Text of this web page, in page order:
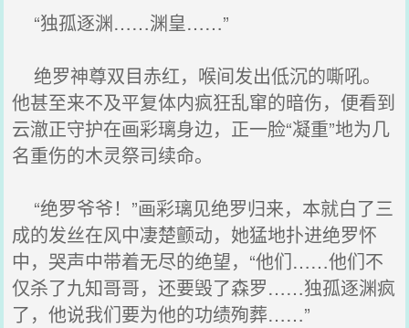
“独孤逐渊……渊皇……”
绝罗神尊双目赤红，喉间发出低沉的嘶吼。
他甚至来不及平复体内疯狂乱窜的暗伤，便看到
云澈正守护在画彩璃身边，正一脸“凝重”地为几
名重伤的木灵祭司续命。
“绝罗爷爷！”画彩璃见绝罗归来，本就白了三
成的发丝在风中凄楚颤动，她猛地扑进绝罗怀
中，哭声中带着无尽的绝望，“他们……他们不
仅杀了九知哥哥，还要毁了森罗……独孤逐渊疯
了，他说我们要为他的功绩殉葬……”